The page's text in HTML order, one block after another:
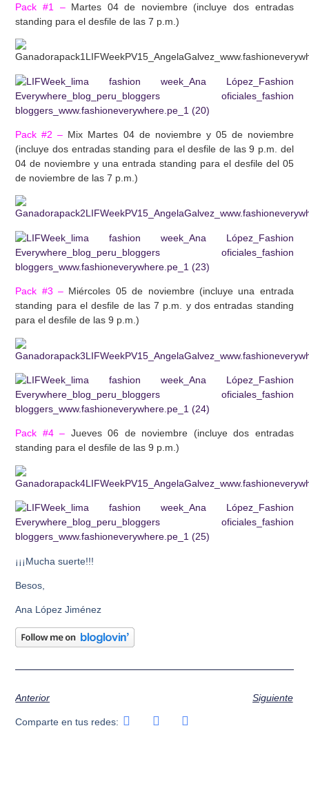
Pack #1 – Martes 04 de noviembre (incluye dos entradas
standing para el desfile de las 7 p.m.)
Pack #2 – Mix Martes 04 de noviembre y 05 de noviembre
(incluye dos entradas standing para el desfile de las 9 p.m. del
04 de noviembre y una entrada standing para el desfile del 05
de noviembre de las 7 p.m.)
Pack #3 – Miércoles 05 de noviembre (incluye una entrada
standing para el desfile de las 7 p.m. y dos entradas standing
para el desfile de las 9 p.m.)
Pack #4 – Jueves 06 de noviembre (incluye dos entradas
standing para el desfile de las 9 p.m.)
¡¡¡Mucha suerte!!!
Besos,
Ana López Jiménez
Anterior Siguiente
Comparte en tus redes: